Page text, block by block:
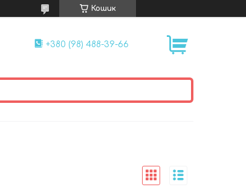
Кошик
+380 (98) 488-39-66